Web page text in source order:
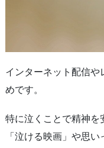
インターネット配信や
めです。
特に泣くことで精神を
「泣ける映画」や思